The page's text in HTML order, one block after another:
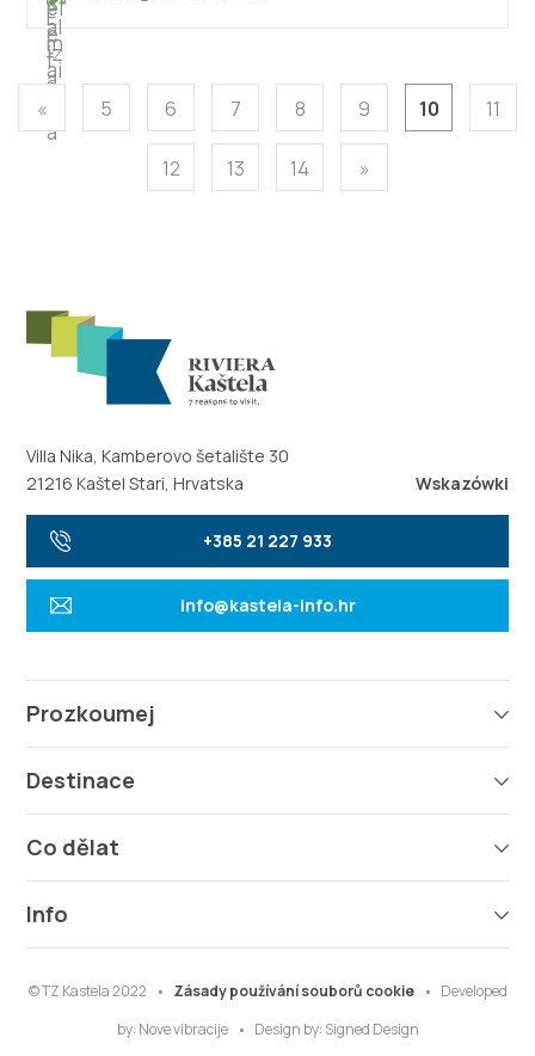
« 5 6 7 8 9 10 11
12 13 14 »
Villa Nika, Kamberovo šetalište 30
21216 Kaštel Stari, Hrvatska
Wskazówki
+385 21 227 933
info@kastela-info.hr
Prozkoumej
Destinace
Co dělat
Info
© TZ Kastela 2022 Zásady používání souborů cookie
Developed
by: Nove vibracije Design by: Signed Design